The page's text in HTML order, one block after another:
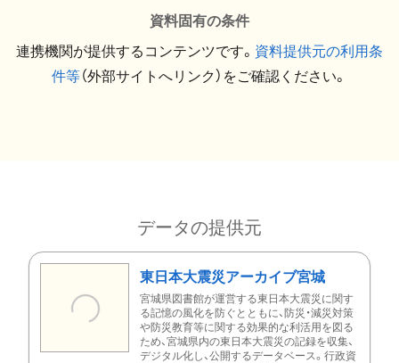
資料固有の条件
連携機関が提供するコンテンツです。 資料提供元の利用条
件等（外部サイトへリンク）をご確認ください。
データの提供元
東日本大震災アーカイブ宮城
宮城県図書館が運営する東日本大震災に関す
る記憶の風化を防ぐとともに、防災・減災対策
や防災教育等に関する効果的な利活用を図る
ため、宮城県内の東日本大震災の記録を収集、
デジタル化し、公開するデータベース。行政資